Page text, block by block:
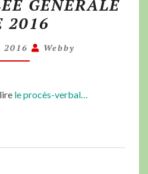
GENERALE
2016
2016 Webby
le procès-verbal…